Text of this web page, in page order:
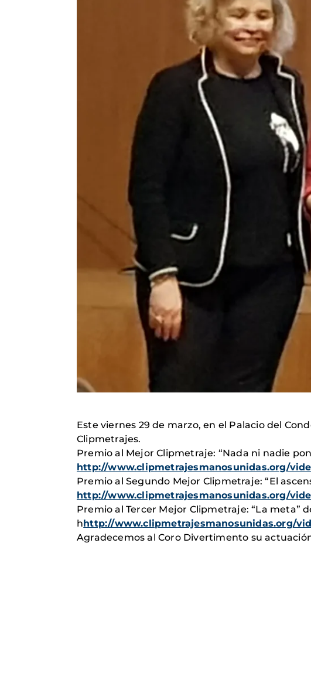
Este viernes 29 de marzo, en el Palacio del
Clipmetrajes.
Premio al Mejor Clipmetraje: “Nada ni nadie
http://www.clipmetrajesmanosunidas.org/
Premio al Segundo Mejor Clipmetraje: “El
http://www.clipmetrajesmanosunidas.org/
Premio al Tercer Mejor Clipmetraje: “La meta”
hhttp://www.clipmetrajesmanosunidas.org/
Agradecemos al Coro Divertimento su